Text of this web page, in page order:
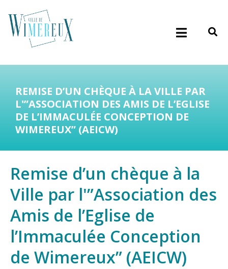
REMISE D’UN CHÈQUE À LA VILLE PAR
L'”ASSOCIATION DES AMIS DE L’EGLISE
DE L’IMMACULÉE CONCEPTION DE
WIMEREUX” (AEICW)
Remise d’un chèque à la
Ville par l'”Association des
Amis de l’Eglise de
l’Immaculée Conception
de Wimereux” (AEICW)